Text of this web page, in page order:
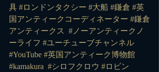
具 #ロンドンタクシー #大船 #鎌倉 #英
国アンティークコーディネーター #鎌倉
アンティークス
#ノーアンティークノ
ーライフ #ユーチューブチャンネル
#YouTube #英国アンティーク博物館
#kamakura #シロフクロウ #ロビン